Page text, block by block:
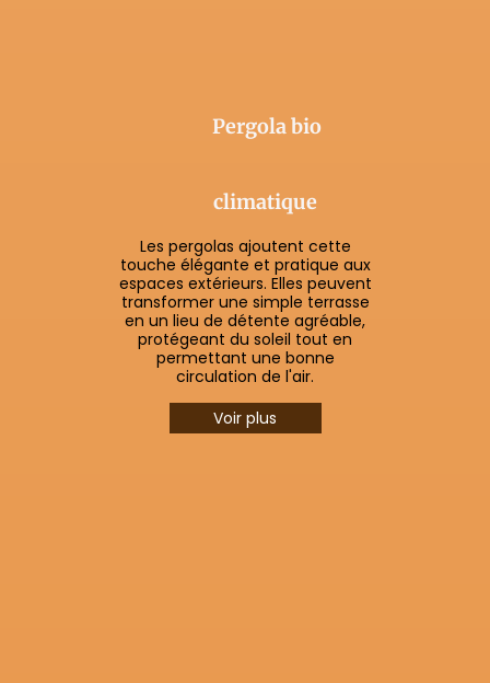
Pergola bio
climatique
Les pergolas ajoutent cette
touche élégante et pratique aux
espaces extérieurs. Elles peuvent
transformer une simple terrasse
en un lieu de détente agréable,
protégeant du soleil tout en
permettant une bonne
circulation de l'air.
Voir plus